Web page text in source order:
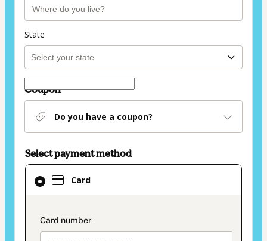
State
Coupon
Do you have a coupon?
Select payment method
Card
payment_data.section_title_v2
Card
selected
method